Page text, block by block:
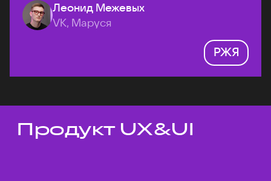
Леонид Межевых
VK, Маруся
РЖЯ
Темы докладов
Продукт UX&UI